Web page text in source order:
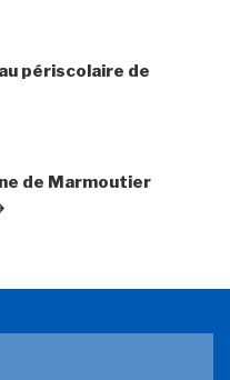
périscolaire de
de Marmoutier